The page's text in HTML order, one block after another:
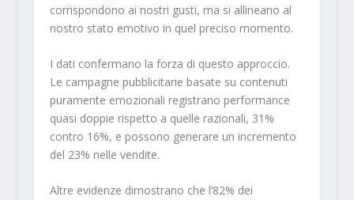
corrispondono ai nostri gusti, ma si allineano al
nostro stato emotivo in quel preciso momento.
I dati confermano la forza di questo approccio.
Le campagne pubblicitarie basate su contenuti
puramente emozionali registrano performance
quasi doppie rispetto a quelle razionali, 31%
contro 16%, e possono generare un incremento
del 23% nelle vendite.
Altre evidenze dimostrano che l’82% dei